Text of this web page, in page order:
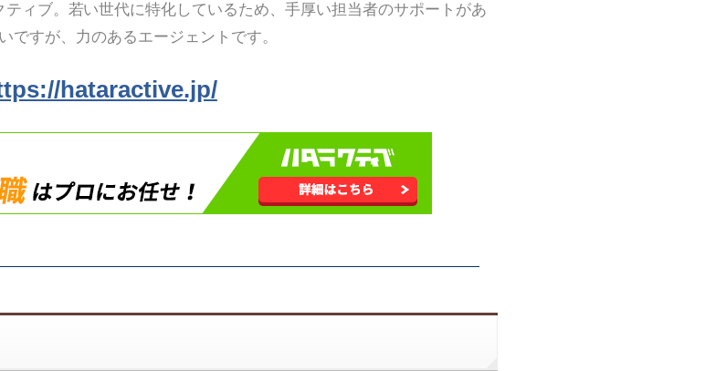
ィブ。若い世代に特化しているため、手厚い担当者のサポートがあ
ですが、力のあるエージェントです。
hataractive.jp/